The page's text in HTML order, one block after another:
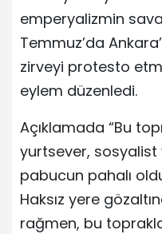
emperyalizmin
Temmuz’da
zirveyi protesto
eylem düzenledi.
Açıklamada “Bu
yurtsever, sosyalist
pabucun pahalı
Haksız yere
rağmen, bu